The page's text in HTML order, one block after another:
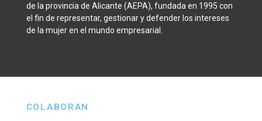
de la provincia de Alicante (AEPA), fundada en 1995 con
el fin de representar, gestionar y defender los intereses
de la mujer en el mundo empresarial.
COLABORAN